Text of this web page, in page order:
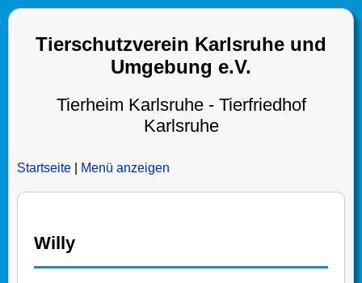
Tierschutzverein Karlsruhe und
Umgebung e.V.
Tierheim Karlsruhe - Tierfriedhof
Karlsruhe
Startseite Menü anzeigen
Willy